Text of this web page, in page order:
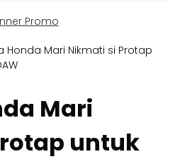
Honda Mari Nikmati si Protap
Mari
untuk